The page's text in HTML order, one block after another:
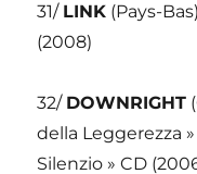
31/ LINK (Pays-
(2008)
32/ DOWNRIGHT
della Leggerezza
Silenzio » CD